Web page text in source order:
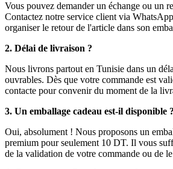
Vous pouvez demander un échange ou un
Contactez notre service client via
organiser le retour de l'article dans son
2. Délai de livraison ?
Nous livrons partout en Tunisie dans un
ouvrables. Dès que votre commande est
contacte pour convenir du moment de la
3. Un emballage cadeau est-il disponible ?
Oui, absolument ! Nous proposons un
premium pour seulement 10 DT. Il vous
de la validation de votre commande ou de